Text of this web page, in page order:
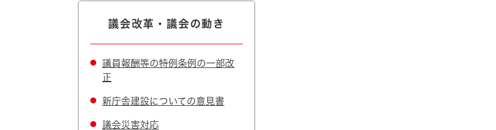
議会改革・議会の動き
議員報酬等の特例条例の一部改
正
新庁舎建設についての意見書
議会災害対応